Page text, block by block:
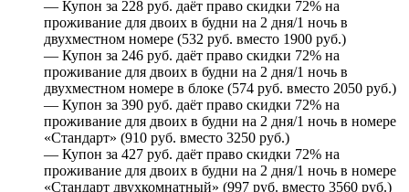
— Купон за 228 руб. даёт право скидки 72% на
проживание для двоих в будни на 2 дня/1 ночь в
двухместном номере (532 руб. вместо 1900 руб.)
— Купон за 246 руб. даёт право скидки 72% на
проживание для двоих в будни на 2 дня/1 ночь в
двухместном номере в блоке (574 руб. вместо 2050 руб.)
— Купон за 390 руб. даёт право скидки 72% на
проживание для двоих в будни на 2 дня/1 ночь в номере
«Стандарт» (910 руб. вместо 3250 руб.)
— Купон за 427 руб. даёт право скидки 72% на
проживание для двоих в будни на 2 дня/1 ночь в номере
«Стандарт двухкомнатный» (997 руб. вместо 3560 руб.)